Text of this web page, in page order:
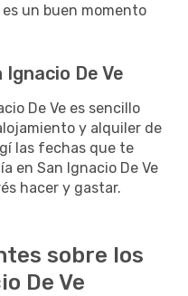
un buen momento
De Ve
De Ve es sencillo
y alquiler de
las fechas que te
en San Ignacio De Ve
hacer y gastar.
sobre los
De Ve